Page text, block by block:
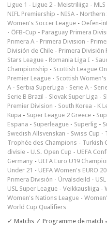
Ligue 1 - Ligue 2 - Meistriliiga - MLS
NIFL Premiership - NISA - Northern
Women's Soccer League - Oefen-
- ÖFB-Cup - Paraguay Primera
Primera A - Primera Division -
División de Chile - Primera División
Stars League - Romania Liga I -
Championship - Scottish League
Premier League - Scottish
A - Serbia SuperLiga - Serie A -
Serie B Brazil - Slovak Super Liga -
Premier Division - South Korea - K
Kupa - Super League 2 Greece -
Espana - Superleague - Superlig -
Swedish Allsvenskan - Swiss Cup -
Trophée des Champions - Turkish
divisie - U.S. Open Cup - UEFA
Germany - UEFA Euro U19
Under 21 - UEFA Women's EURO
Primera División - Úrvalsdeild -
USL Super League - Veikkausliiga -
Women's Nations League -
World Cup Qualifiers
✓ Matchs ✓ Programme de match